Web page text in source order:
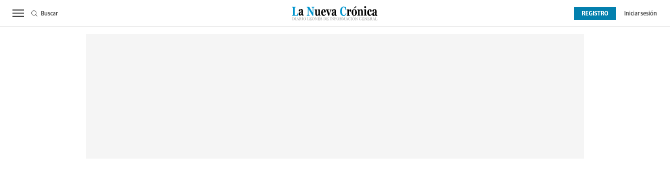
ACTUALIDAD BIERZO SUCESOS CULTURAS ESPECIALES DEPORTES OPINIÓN EXTRAS
REGISTRO Iniciar sesión
Buscar